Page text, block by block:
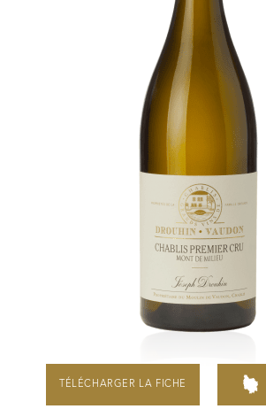
Visites & Dégustations quotidiennes
Expériences inédites
Balades dans les vignes
Nous rejoindre
Recrutement Vendangeurs 2026
TÉLÉCHARGER LA FICHE